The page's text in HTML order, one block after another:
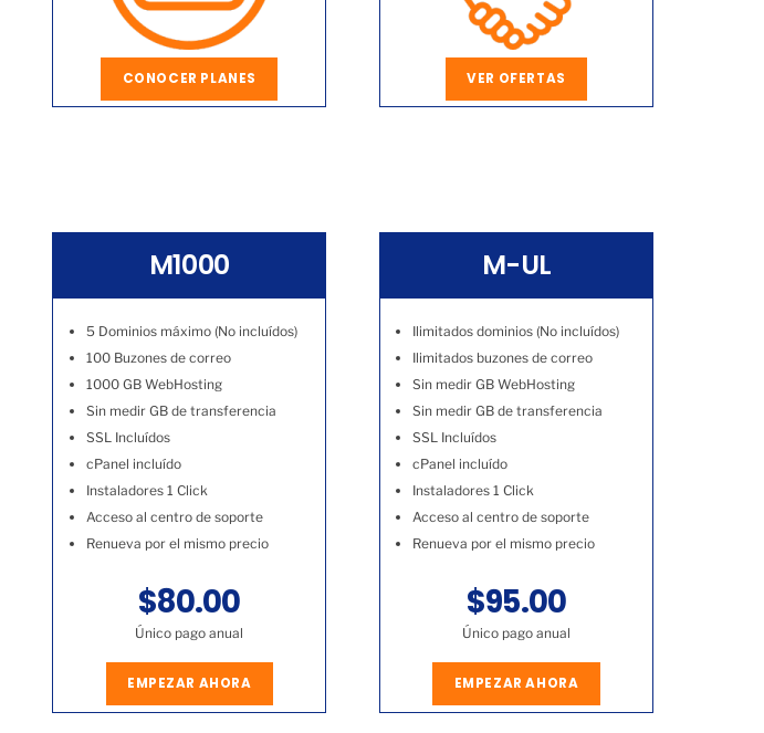
CONOCER PLANES VER OFERTAS
M1000
5 Dominios máximo (No incluídos)
100 Buzones de correo
1000 GB WebHosting
Sin medir GB de transferencia
SSL Incluídos
cPanel incluído
Instaladores 1 Click
Acceso al centro de soporte
Renueva por el mismo precio
$80.00
Único pago anual
EMPEZAR AHORA
M-UL
Ilimitados dominios (No incluídos)
Ilimitados buzones de correo
Sin medir GB WebHosting
Sin medir GB de transferencia
SSL Incluídos
cPanel incluído
Instaladores 1 Click
Acceso al centro de soporte
Renueva por el mismo precio
$95.00
Único pago anual
EMPEZAR AHORA